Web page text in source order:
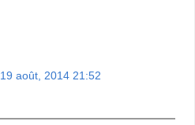
19 août, 2014 21:52